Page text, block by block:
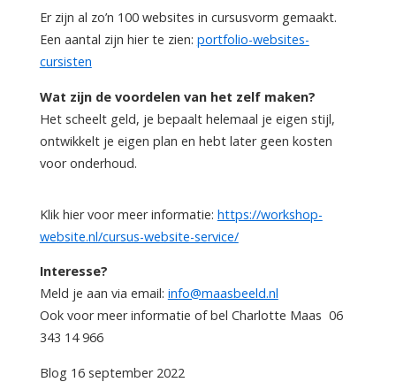
Er zijn al zo’n 100 websites in cursusvorm gemaakt.
Een aantal zijn hier te zien: portfolio-websites-
cursisten
Wat zijn de voordelen van het zelf maken?
Het scheelt geld, je bepaalt helemaal je eigen stijl,
ontwikkelt je eigen plan en hebt later geen kosten
voor onderhoud.
Klik hier voor meer informatie: https://workshop-
website.nl/cursus-website-service/
Interesse?
Meld je aan via email: info@maasbeeld.nl
Ook voor meer informatie of bel Charlotte Maas 06
343 14 966
Blog 16 september 2022